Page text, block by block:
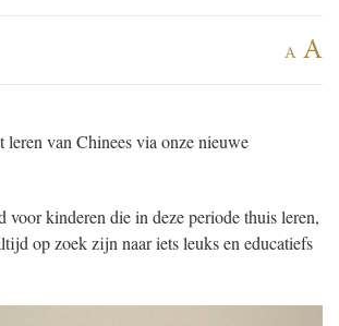
A A
leren van Chinees via onze nieuwe
voor kinderen die in deze periode thuis leren,
op zoek zijn naar iets leuks en educatiefs